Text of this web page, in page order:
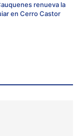
renueva la
en Cerro Castor